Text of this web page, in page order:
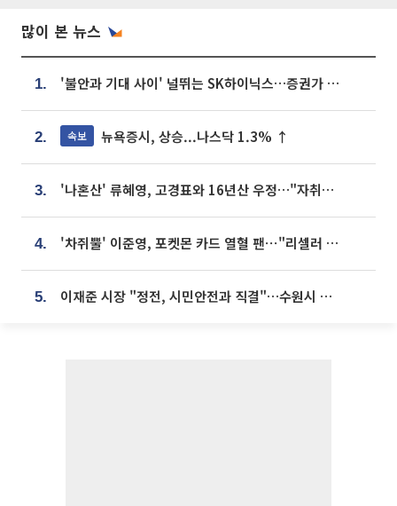
많이 본 뉴스
1. '불안과 기대 사이' 널뛰는 SK하이닉스…증권가 "HBM4·LTA 기반 펀터멘털 견고"
2. 속보 뉴욕증시, 상승...나스닥 1.3% ↑
3. '나혼산' 류혜영, 고경표와 16년산 우정…"자취방서 부모님과 마주쳐"
4. '차쥐뿔' 이준영, 포켓몬 카드 열혈 팬⋯"리셀러 처단할 것"
5. 이재준 시장 "정전, 시민안전과 직결"…수원시 비상대응체계 가동